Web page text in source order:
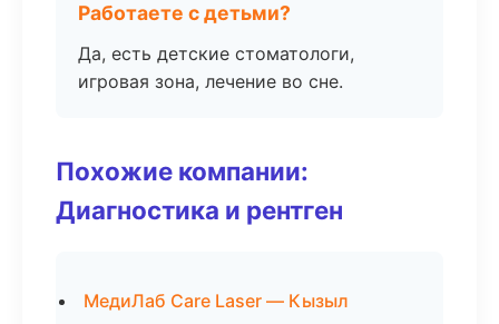
Работаете с детьми?
Да, есть детские стоматологи,
игровая зона, лечение во сне.
Похожие компании:
Диагностика и рентген
МедиЛаб Care Laser — Кызыл